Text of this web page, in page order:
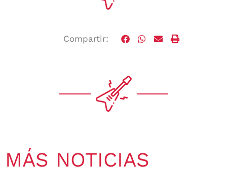
Compartir:
MÁS NOTICIAS